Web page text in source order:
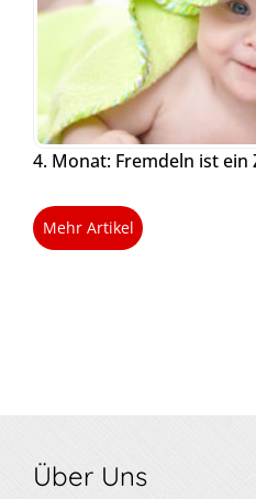
4. Monat: Fremdeln ist ein
Mehr Artikel
Über Uns